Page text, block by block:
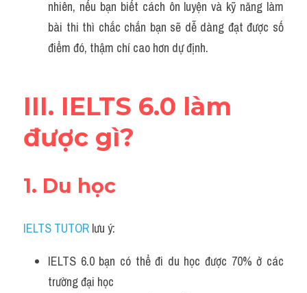
nhiên, nếu bạn biết cách ôn luyện và kỹ năng làm
bài thi thì chắc chắn bạn sẽ dễ dàng đạt được số
điểm đó, thậm chí cao hơn dự định.
III. IELTS 6.0 làm
được gì?
1. Du học
IELTS TUTOR lưu ý:
IELTS 6.0 bạn có thể đi du học được 70% ở các
trường đại học